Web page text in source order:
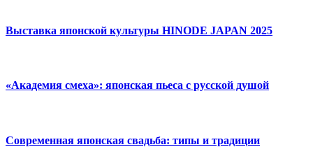
Выставка японской культуры HINODE JAPAN 2025
«Академия смеха»: японская пьеса с русской душой
Современная японская свадьба: типы и традиции